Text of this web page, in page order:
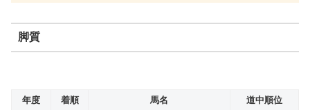
脚質
年度 着順 馬名 道中順位